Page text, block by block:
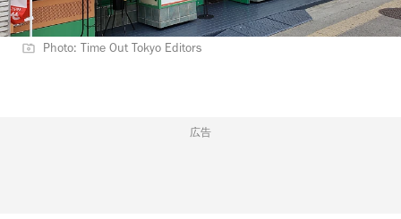
Photo: Time Out Tokyo Editors
広告